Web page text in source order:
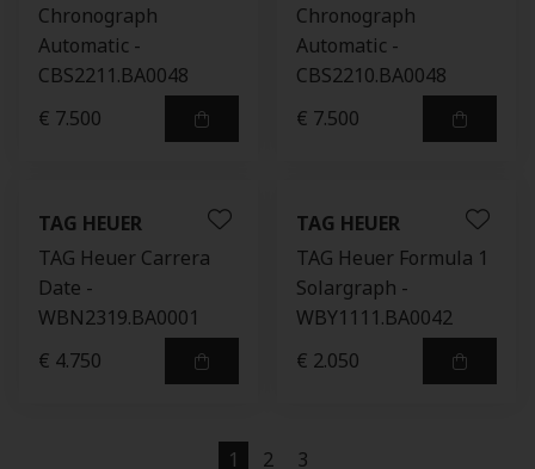
Chronograph
Automatic -
CBS2211.BA0048
€ 7.500
Chronograph
Automatic -
CBS2210.BA0048
€ 7.500
TAG HEUER
TAG Heuer Carrera
Date -
WBN2319.BA0001
€ 4.750
TAG HEUER
TAG Heuer Formula 1
Solargraph -
WBY1111.BA0042
€ 2.050
1 2
3